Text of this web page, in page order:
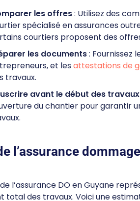
les offres: Utilisez des
spécialisé en assurances
courtiers proposent des
les documents: Fournissez
et lesattestations de
travaux.
avant le début des travaux
du chantier pour garantir
l’assurance
l’assurance DO en Guyane
total des travaux. Voici une